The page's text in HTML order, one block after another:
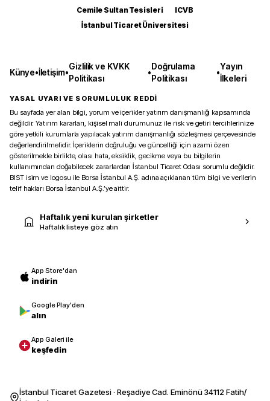
Cemile Sultan Tesisleri
ICVB
İstanbul Ticaret Üniversitesi
Künye•İletişim•
Gizlilik ve KVKK
Politikası
•
Doğrulama
Politikası
•
Yayın
İlkeleri
YASAL UYARI VE SORUMLULUK REDDİ
Bu sayfada yer alan bilgi, yorum ve içerikler yatırım danışmanlığı kapsamında
değildir. Yatırım kararları, kişisel mali durumunuz ile risk ve getiri tercihlerinize
göre yetkili kurumlarla yapılacak yatırım danışmanlığı sözleşmesi çerçevesinde
değerlendirilmelidir. İçeriklerin doğruluğu ve güncelliği için azami özen
gösterilmekle birlikte, olası hata, eksiklik, gecikme veya bu bilgilerin
kullanımından doğabilecek zararlardan İstanbul Ticaret Odası sorumlu değildir.
BIST isim ve logosu ile Borsa İstanbul A.Ş. adına açıklanan tüm bilgi ve verilerin
telif hakları Borsa İstanbul A.Ş.’ye aittir.
Haftalık yeni kurulan şirketler
Haftalık listeye göz atın
App Store'dan
indirin
Google Play'den
alın
App Galeri ile
keşfedin
İstanbul Ticaret Gazetesi · Reşadiye Cad. Eminönü 34112 Fatih/